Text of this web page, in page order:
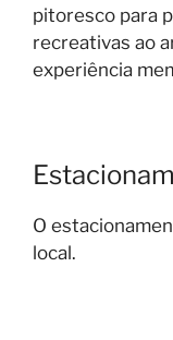
pitoresco para
recreativas ao
experiência
O
local.